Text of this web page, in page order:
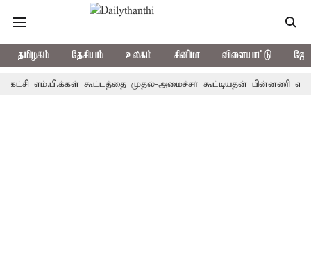
தமிழகம் தேசியம் உலகம் சினிமா விளையாட்டு
எம்.பி.க்கள் கூட்டத்தை முதல்-அமைச்சர் கூட்டியதன் பின்னணி என்ன?